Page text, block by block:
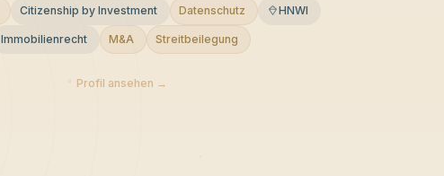
Citizenship by Investment Datenschutz HNWI
Immobilienrecht M&A Streitbeilegung
Profil ansehen →